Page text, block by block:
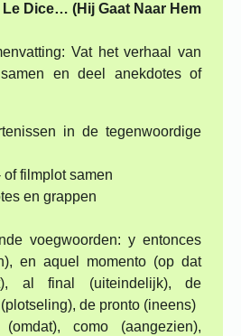
Dice… (Hij Gaat Naar Hem
Vat het verhaal van
en deel anekdotes of
in de tegenwoordige
of filmplot samen
en grappen
voegwoorden: y entonces
en aquel momento (op dat
al final (uiteindelijk), de
de pronto (ineens)
(omdat), como (aangezien),